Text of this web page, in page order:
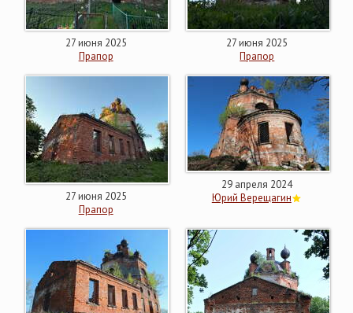
27 июня 2025
Прапор
27 июня 2025
Прапор
27 июня 2025
Прапор
29 апреля 2024
Юрий Верещагин